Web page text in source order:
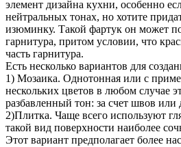
элемент дизайна кухни, особенно
нейтральных тонах, но хотите
изюминку. Такой фартук он может
гарнитура, притом условии, что
часть гарнитура.
Есть несколько вариантов для
1) Мозаика. Однотонная или с
нескольких цветов в любом случае
разбавленный тон: за счет швов или
2)Плитка. Чаще всего используют
такой вид поверхности наиболее
Этот вариант предполагает более